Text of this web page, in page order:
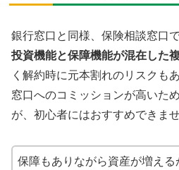
銀行窓口と同様、保険相談窓口
投資機能と保障機能が混在した
く解約時に元本割れのリスクも
窓口へのコミッションが高いた
が、初心者にはおすすめできませ
保障もありながら資産が増える